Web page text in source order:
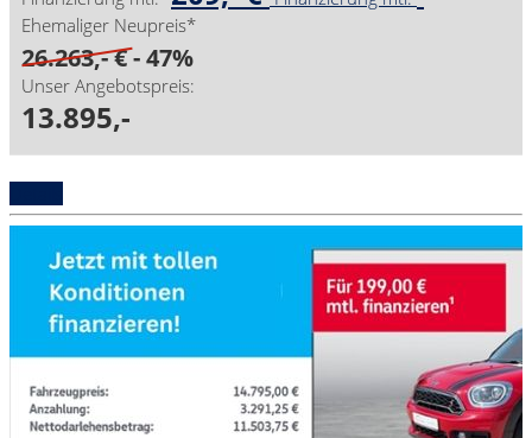
Ehemaliger Neupreis*
26.263,- €- 47%
Unser Angebotspreis:
13.895,-